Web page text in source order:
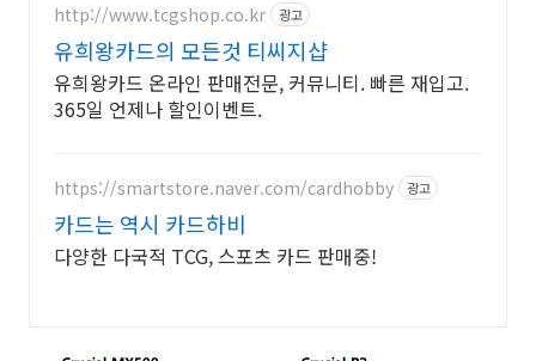
http://www.tcgshop.co.kr 광고
유희왕카드의 모든것 티씨지샵
유희왕카드 온라인 판매전문, 커뮤니티. 빠른 재입고.
365일 언제나 할인이벤트.
https://smartstore.naver.com/cardhobby 광고
카드는 역시 카드하비
다양한 다국적 TCG, 스포츠 카드 판매중!